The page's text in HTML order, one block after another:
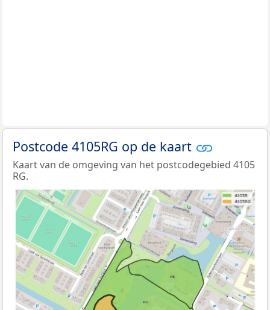
Postcode 4105RG op de kaart
Kaart van de omgeving van het postcodegebied 4105
RG.